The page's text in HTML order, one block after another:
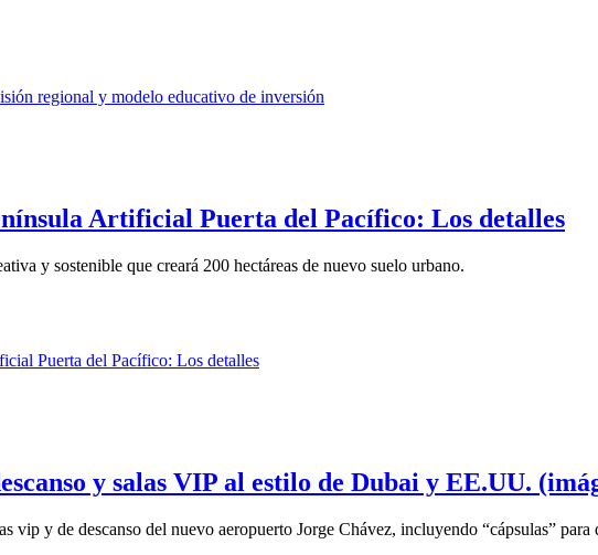
Artificial Puerta del Pacífico: Los detalles
y sostenible que creará 200 hectáreas de nuevo suelo urbano.
y salas VIP al estilo de Dubai y EE.UU.
vip y de descanso del nuevo aeropuerto Jorge Chávez, incluyendo “cápsulas” para